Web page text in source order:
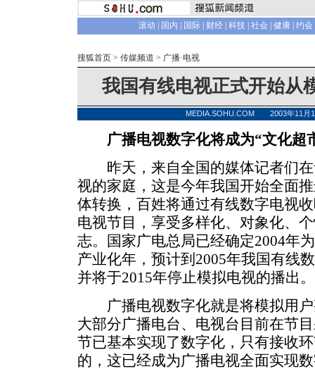
滚动 国内 国际| 财经| 科技| 社会| 健康| 约会
搜狐首页 > 传媒频道 > 广播·电视
我国有线电视正式开始从
MEDIA.SOHU.COM 2003年11
广播电视数字化将成为“文化超
昨天，来自全国的媒体记者们在
视的家庭，这是今年我国开始全面
体转换，百姓将通过有线数字电视
电视节目，享受多样化、对象化、
志。国家广电总局已经确定2004年
产业化年，预计到2005年我国有线
并将于2015年停止模拟电视的播出。
广播电视数字化就是将模拟用户
大部分广播电台、电视台目前在节
节已基本实现了数字化，只有接收
的，这已经成为广播电视全面实现